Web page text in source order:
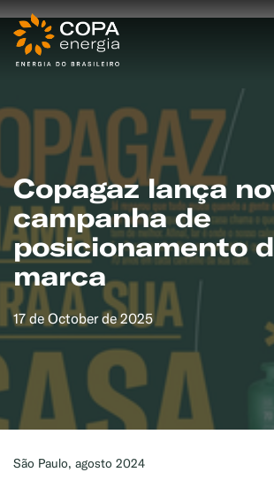
COPA ENERGIA
ÁREA DO CLIENTE
SEJA CLIENTE
PEÇA GÁS
ENCONTRE UMA REVENDA
SEJA REVENDEDOR
MEDIÇÃO INDIVIDUALIZADA
#CAMPANHAS
Copagaz lança
campanha de
posicionamento
marca
17 de October de 2025
São Paulo, agosto 2024